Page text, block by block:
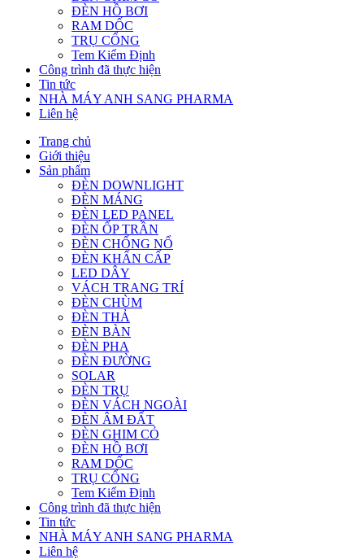
ĐÈN HỒ BƠI
RAM DỐC
TRỤ CỔNG
Tem Kiểm Định
Công trình đã thực hiện
Tin tức
NHÀ MÁY ANH SANG PHARMA
Liên hệ
Trang chủ
Giới thiệu
Sản phẩm
ĐÈN DOWNLIGHT
ĐÈN MÁNG
ĐÈN LED PANEL
ĐÈN ỐP TRẦN
ĐÈN CHỐNG NỔ
ĐÈN KHẨN CẤP
LED DÂY
VÁCH TRANG TRÍ
ĐÈN CHÙM
ĐÈN THẢ
ĐÈN BÀN
ĐÈN PHA
ĐÈN ĐƯỜNG
SOLAR
ĐÈN TRỤ
ĐÈN VÁCH NGOÀI
ĐÈN ÂM ĐẤT
ĐÈN GHIM CỎ
ĐÈN HỒ BƠI
RAM DỐC
TRỤ CỔNG
Tem Kiểm Định
Công trình đã thực hiện
Tin tức
NHÀ MÁY ANH SANG PHARMA
Liên hệ